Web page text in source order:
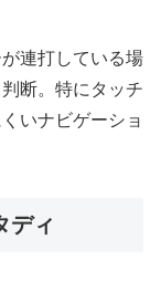
連打している場
断。特にタッチ
いナビゲーショ
ディ